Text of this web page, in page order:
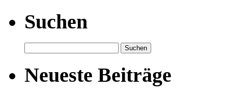
Suchen
nach:
Neueste Beiträge